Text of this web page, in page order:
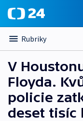
Rubriky
V
Floyda.
policie
deset tisíc